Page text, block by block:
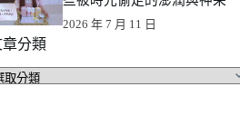
2026 年 7 月 11 日
分類